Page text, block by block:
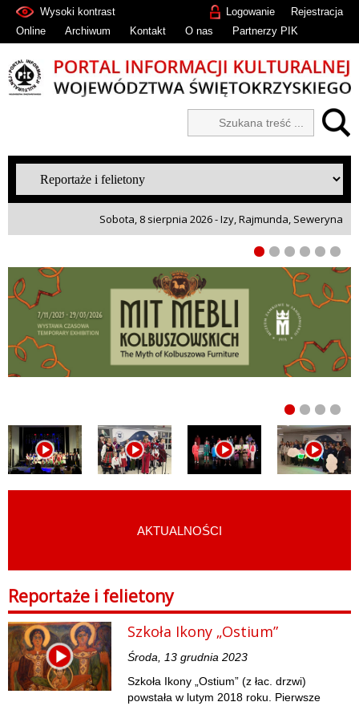
Rejestracja
Logowanie
Wysoki kontrast
Online
Archiwum Kontakt O nas Partnerzy PIK
Sobota, 8 sierpnia 2026 - Izy, Rajmunda, Seweryna
AKTUALNOŚCI
Reportaże i felietony
Szkoła Ikony „Ostium”
Środa, 13 grudnia 2023
Szkoła Ikony „Ostium” (z łac. drzwi)
powstała w lutym 2018 roku. Pierwsze